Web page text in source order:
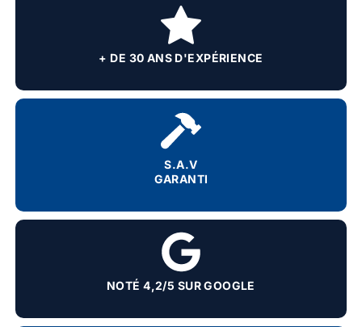
+ DE 30 ANS D'EXPÉRIENCE
S.A.V
GARANTI
NOTÉ 4,2/5 SUR GOOGLE